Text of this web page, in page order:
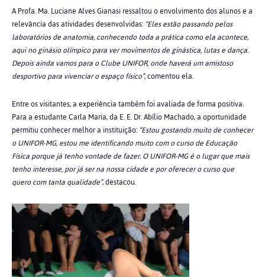
A Profa. Ma. Luciane Alves Gianasi ressaltou o envolvimento dos alunos e a
relevância das atividades desenvolvidas: “Eles estão passando pelos
laboratórios de anatomia, conhecendo toda a prática como ela acontece,
aqui no ginásio olímpico para ver movimentos de ginástica, lutas e dança.
Depois ainda vamos para o Clube UNIFOR, onde haverá um amistoso
desportivo para vivenciar o espaço físico”, comentou ela.
Entre os visitantes, a experiência também foi avaliada de forma positiva.
Para a estudante Carla Maria, da E. E. Dr. Abílio Machado, a oportunidade
permitiu conhecer melhor a instituição: “Estou gostando muito de conhecer
o UNIFOR-MG, estou me identificando muito com o curso de Educação
Física porque já tenho vontade de fazer. O UNIFOR-MG é o lugar que mais
tenho interesse, por já ser na nossa cidade e por oferecer o curso que
quero com tanta qualidade”, destacou.